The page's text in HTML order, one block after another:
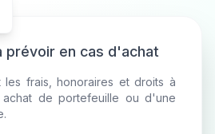
prévoir en cas d'achat
les frais, honoraires et droits à
de portefeuille ou d'une